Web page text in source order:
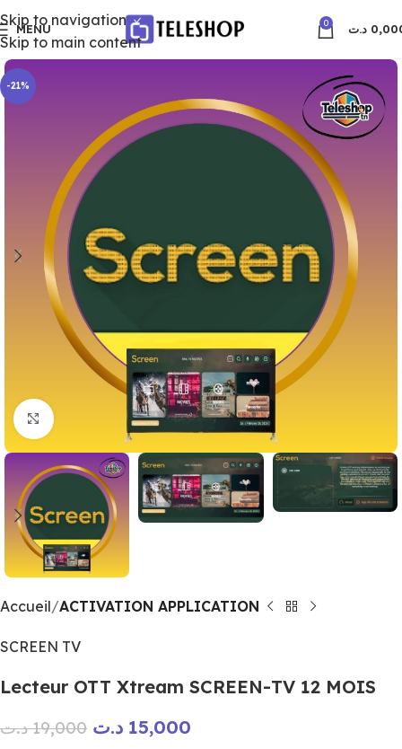
Skip to navigation
Skip to main content
MENU 0 د.ت
-21%
Click to enlarge
Accueil ACTIVATION APPLICATION
SCREEN TV
Lecteur OTT Xtream SCREEN-TV 12 MOIS
19,000 د.ت 15,000 د.ت